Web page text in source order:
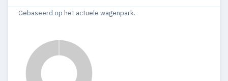
Gebaseerd op het actuele wagenpark.